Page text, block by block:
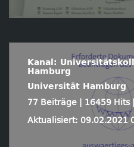
Kanal:
Hamburg
Universität Hamburg
77 Beiträge | 16459 Hits
Aktualisiert: 09.02.2021